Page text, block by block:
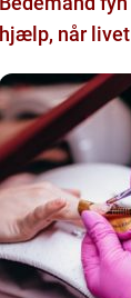
hjælp, når